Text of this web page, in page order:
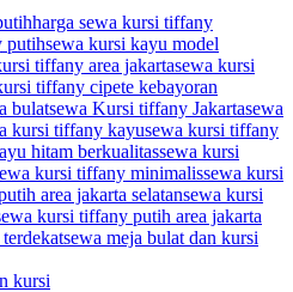
harga sewa kursi tiffany
putihsewa kursi kayu model
tiffany area jakartasewa kursi
tiffany cipete kebayoran
bulatsewa Kursi tiffany Jakartasewa
kursi tiffany kayusewa kursi tiffany
hitam berkualitassewa kursi
kursi tiffany minimalissewa kursi
area jakarta selatansewa kursi
kursi tiffany putih area jakarta
sewa meja bulat dan kursi
kursi